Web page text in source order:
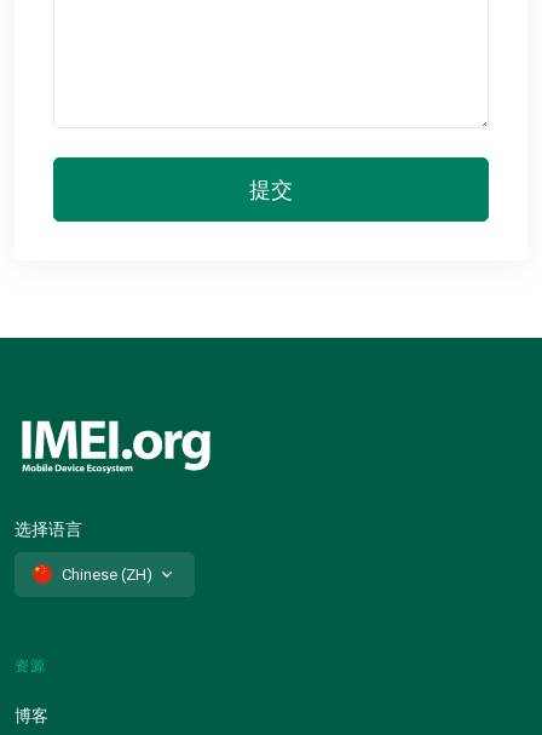
提交
选择语言
Chinese (ZH)
资源
博客